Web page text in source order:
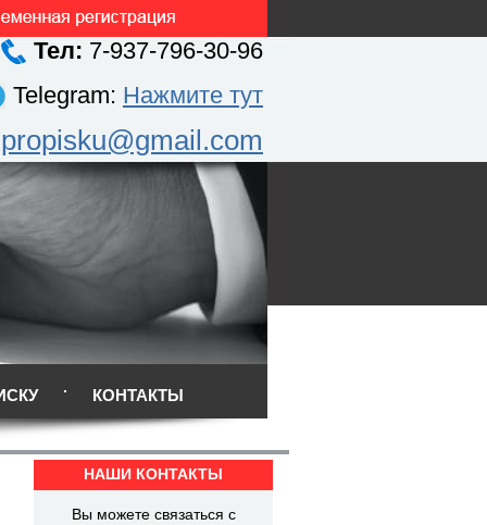
Тел: 7-937-796-30-96
Telegram: Нажмите тут
КОНТАКТЫ
НАШИ КОНТАКТЫ
Вы можете связаться с